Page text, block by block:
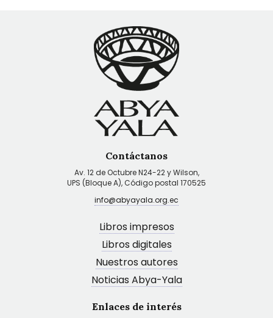
Contáctanos
Av. 12 de Octubre N24-22 y Wilson,
UPS (Bloque A), Código postal 170525
info@abyayala.org.ec
Libros impresos
Libros digitales
Nuestros autores
Noticias Abya-Yala
Enlaces de interés